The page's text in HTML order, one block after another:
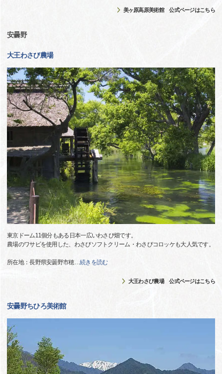
美ヶ原高原美術館 公式ページはこちら
安曇野
大王わさび農場
東京ドーム11個分もある日本一広いわさび畑です。
農場のワサビを使用した、わさびソフトクリーム・わさびコロッケも大人気です。
所在地：長野県安曇野市穂…続きを読む
大王わさび農場 公式ページはこちら
安曇野ちひろ美術館